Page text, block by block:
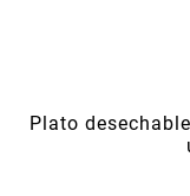
Plato